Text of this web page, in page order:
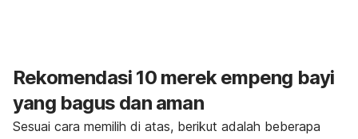
Rekomendasi 10 merek empeng bayi
yang bagus dan aman
Sesuai cara memilih di atas, berikut adalah beberapa